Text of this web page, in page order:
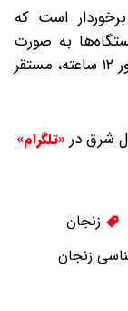
برخوردار است که
به صورت
شبانه روزی و در چهار ایستگاه دیگر نیز به طور ۱۲ ساعته، مستقر
شرق در «تلگرام»
زنجان
زنجان